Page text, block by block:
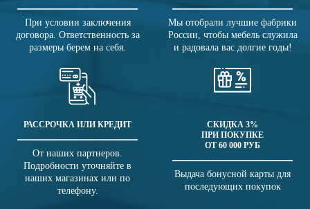
При условии заключения
договора. Ответственность за
размеры берем на себя.
Мы отобрали лучшие фабрики
России, чтобы мебель служила
и радовала вас долгие годы!
РАССРОЧКА ИЛИ КРЕДИТ
От наших партнеров.
Подробности уточняйте в
наших магазинах или по
телефону.
СКИДКА 3%
ПРИ ПОКУПКЕ
ОТ 60 000 РУБ
Выдача бонусной карты для
последующих покупок